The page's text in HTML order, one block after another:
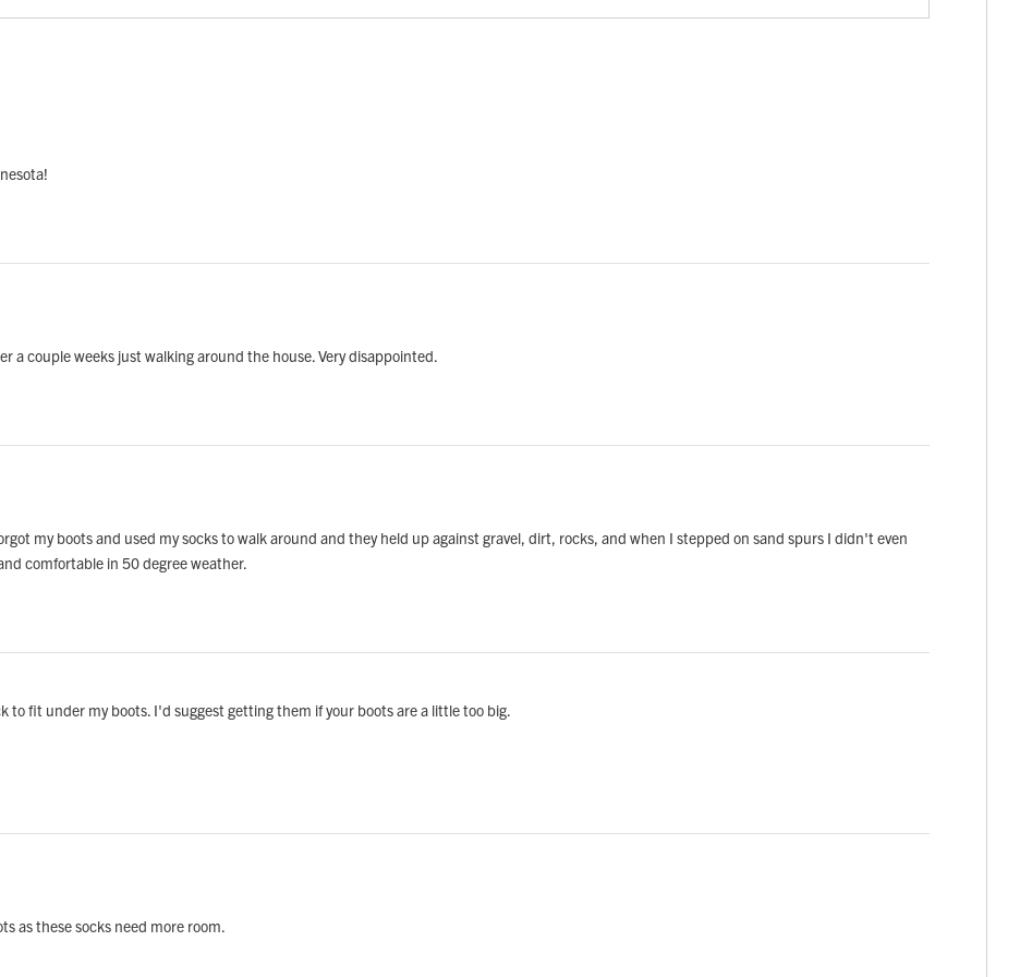
a couple weeks just walking around the house. Very disappointed.
my boots and used my socks to walk around and they held up against gravel, dirt, rocks, and when I stepped on sand spurs I didn't even
comfortable in 50 degree weather.
to fit under my boots. I'd suggest getting them if your boots are a little too big.
as these socks need more room.